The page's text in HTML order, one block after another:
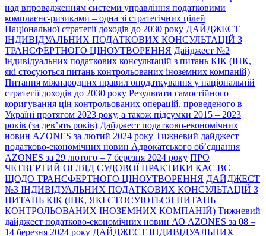
над впровадженням системи управління податковими
комплаєнс-ризиками – одна зі стратегічних цілей
Національної стратегії доходів до 2030 року ДАЙДЖЕСТ
ІНДИВІДУАЛЬНИХ ПОДАТКОВИХ КОНСУЛЬТАЦІЙ З
ТРАНСФЕРТНОГО ЦІНОУТВОРЕННЯ Дайджест №2
індивідуальних податкових консультацій з питань КІК (ІПК,
які стосуються питань контрольованих іноземних компаній)
Питання міжнародних правил оподаткування у національній
стратегії доходів до 2030 року Результати самостійного
коригування цін контрольованих операцій, проведеного в
Україні протягом 2023 року, а також підсумки 2015 – 2023
років (за дев’ять років) Дайджест податково-економічних
новин AZONES за лютий 2024 року Тижневий дайджест
податково-економічних новин Адвокатського об’єднання
AZONES за 29 лютого – 7 березня 2024 року ПРО
ЧЕТВЕРТИЙ ОГЛЯД СУДОВОЇ ПРАКТИКИ КАС ВС
ЩОДО ТРАНСФЕРТНОГО ЦІНОУТВОРЕННЯ ДАЙДЖЕСТ
№3 ІНДИВІДУАЛЬНИХ ПОДАТКОВИХ КОНСУЛЬТАЦІЙ З
ПИТАНЬ КІК (ІПК, ЯКІ СТОСУЮТЬСЯ ПИТАНЬ
КОНТРОЛЬОВАНИХ ІНОЗЕМНИХ КОМПАНІЙ) Тижневий
дайджест податково-економічних новин АО AZONES за 08 –
14 березня 2024 року ДАЙДЖЕСТ ІНДИВІДУАЛЬНИХ